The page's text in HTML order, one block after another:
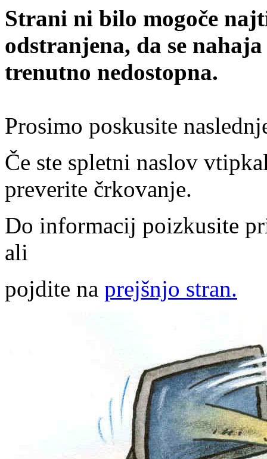
Strani ni bilo mogoče
odstranjena, da se
trenutno nedostopna.
Prosimo poskusite
Če ste spletni naslov
preverite črkovanje.
Do informacij poizkusite
ali
pojdite na prejšnjo stran.